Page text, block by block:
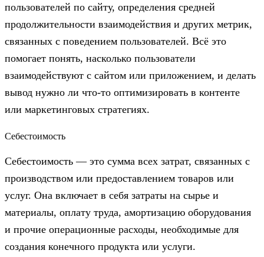
пользователей по сайту, определения средней
продолжительности взаимодействия и других метрик,
связанных с поведением пользователей. Всё это
помогает понять, насколько пользователи
взаимодействуют с сайтом или приложением, и делать
вывод нужно ли что-то оптимизировать в контенте
или маркетинговых стратегиях.
Себестоимость
Себестоимость — это сумма всех затрат, связанных с
производством или предоставлением товаров или
услуг. Она включает в себя затраты на сырье и
материалы, оплату труда, амортизацию оборудования
и прочие операционные расходы, необходимые для
создания конечного продукта или услуги.